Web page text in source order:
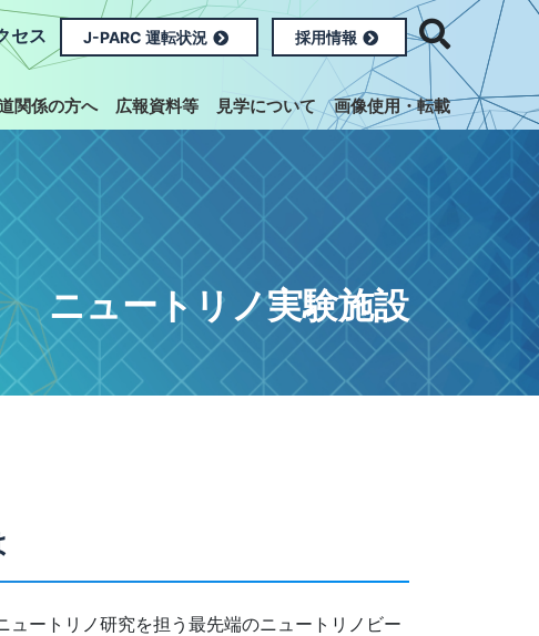
セス J-PARC 運転状況 採用情報
関係の方へ 広報資料等 見学について 画像使用・転載
ニュートリノ実験施設
ートリノ研究を担う最先端のニュートリノビー